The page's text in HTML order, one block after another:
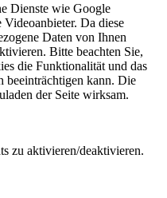
Dienste wie Google
Da diese
Daten von Ihnen
Bitte beachten Sie,
die Funktionalität und das
beeinträchtigen kann. Die
der Seite wirksam.
zu aktivieren/deaktivieren.